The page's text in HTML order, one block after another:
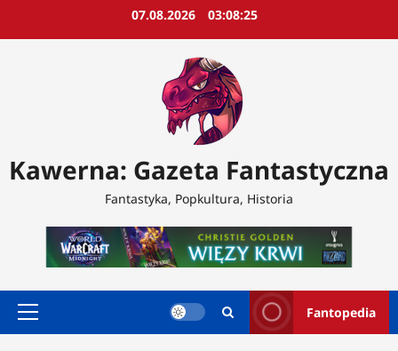
07.08.2026 03:08:27
Kawerna: Gazeta Fantastyczna
Fantastyka, Popkultura, Historia
Menu
Fantopedia